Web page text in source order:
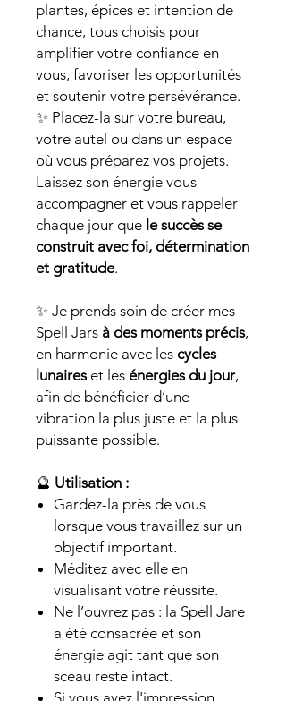
plantes, épices et intention de
chance, tous choisis pour
amplifier votre confiance en
vous, favoriser les opportunités
et soutenir votre persévérance.
✨ Placez-la sur votre bureau,
votre autel ou dans un espace
où vous préparez vos projets.
Laissez son énergie vous
accompagner et vous rappeler
chaque jour que le succès se
construit avec foi, détermination
et gratitude.
✨ Je prends soin de créer mes
Spell Jars à des moments précis,
en harmonie avec les cycles
lunaireset les énergies du jour,
afin de bénéficier d’une
vibration la plus juste et la plus
puissante possible.
🔮 Utilisation :
Gardez-la près de vous
lorsque vous travaillez sur un
objectif important.
Méditez avec elle en
visualisant votre réussite.
Ne l’ouvrez pas : la Spell Jare
a été consacrée et son
énergie agit tant que son
sceau reste intact.
Si vous avez l'impression